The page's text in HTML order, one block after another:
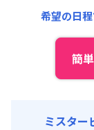
希望の日
簡
ミスター